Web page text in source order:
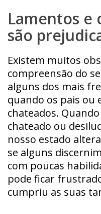
Lamentos e
são
Existem muitos
compreensão do
alguns dos mais
quando os pais ou
chateados.
chateado ou
nosso estado
se alguns
com poucas
pode ficar
cumpriu as suas